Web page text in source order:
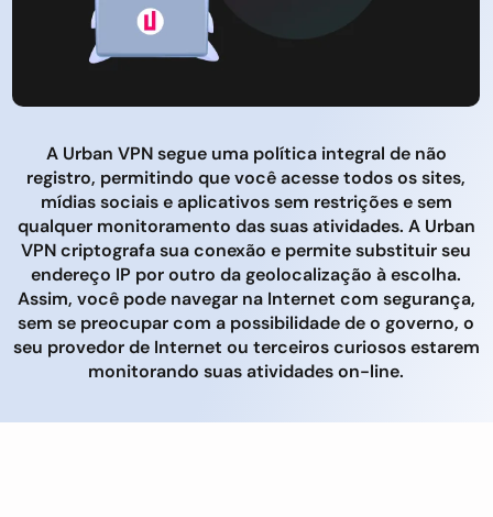
A Urban VPN segue uma política integral de não
registro, permitindo que você acesse todos os sites,
mídias sociais e aplicativos sem restrições e sem
qualquer monitoramento das suas atividades. A Urban
VPN criptografa sua conexão e permite substituir seu
endereço IP por outro da geolocalização à escolha.
Assim, você pode navegar na Internet com segurança,
sem se preocupar com a possibilidade de o governo, o
seu provedor de Internet ou terceiros curiosos estarem
monitorando suas atividades on-line.